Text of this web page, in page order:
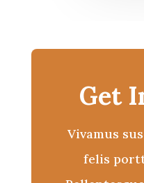
Get
Vivamus
felis